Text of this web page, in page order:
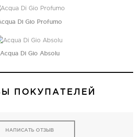
Di Gio Profumo
Acqua Di Gio Absolu
ПОКУПАТЕЛЕЙ
НАПИСАТЬ ОТЗЫВ